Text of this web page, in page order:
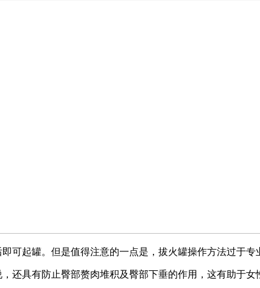
可起罐。但是值得注意的一点是，拔火罐操作方法过于
还具有防止臀部赘肉堆积及臀部下垂的作用，这有助于女